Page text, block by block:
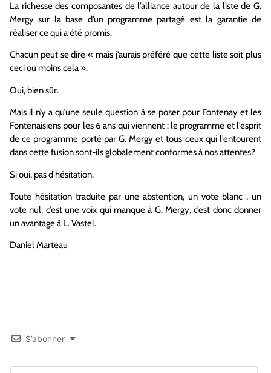
La richesse des composantes de l’alliance autour de la liste de G.
Mergy sur la base d’un programme partagé est la garantie de
réaliser ce qui a été promis.
Chacun peut se dire « mais j’aurais préféré que cette liste soit plus
ceci ou moins cela ».
Oui, bien sûr.
Mais il n’y a qu’une seule question à se poser pour Fontenay et les
Fontenaisiens pour les 6 ans qui viennent : le programme et l’esprit
de ce programme porté par G. Mergy et tous ceux qui l’entourent
dans cette fusion sont-ils globalement conformes à nos attentes?
Si oui, pas d’hésitation.
Toute hésitation traduite par une abstention, un vote blanc , un
vote nul, c’est une voix qui manque à G. Mergy, c’est donc donner
un avantage à L. Vastel.
Daniel Marteau
S’abonner